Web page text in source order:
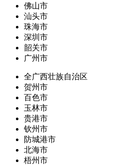
佛山市
汕头市
珠海市
深圳市
韶关市
广州市
全广西壮族自治区
贺州市
百色市
玉林市
贵港市
钦州市
防城港市
北海市
梧州市